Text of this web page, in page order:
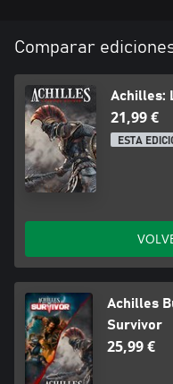
Comparar
Achilles:
21,99 €
ESTA
Achilles
Survivor
25,99 €